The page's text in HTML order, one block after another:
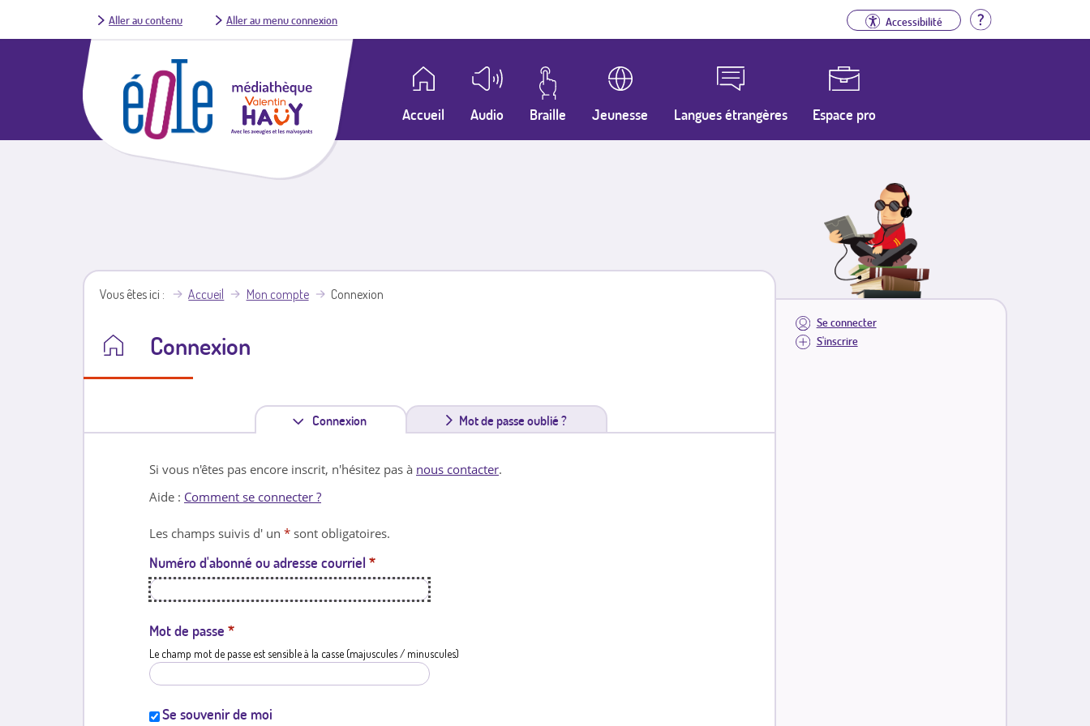
Aller au contenu Aller au menu connexion Accessibilité Aide
Accueil Audio Braille Jeunesse Langues étrangères Espace pro
Se connecter
S'inscrire
Vous êtes ici Accueil Mon compte Connexion
Connexion
Connexion
n
l
e
Mot de passe oublié ?
Si vous n'êtes pas encore inscrit, n'hésitez pas à nous contacter.
Aide : Comment se connecter ?
Les champs suivis d' un * sont obligatoires.
Numéro d'abonné ou adresse courriel *
Mot de passe *
Le champ mot de passe est sensible à la casse (majuscules / minuscules)
Se souvenir de moi